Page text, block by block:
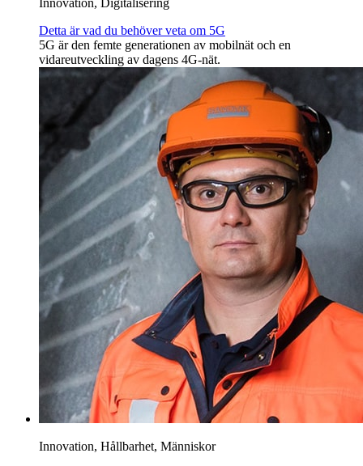
Innovation, Digitalisering
Detta är vad du behöver veta om 5G
5G är den femte generationen av mobilnät och en
vidareutveckling av dagens 4G-nät.
Innovation, Hållbarhet, Människor